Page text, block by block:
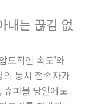
는 끊김 없
도적인 속도'와
동시 접속자가
슈퍼볼 당일에도